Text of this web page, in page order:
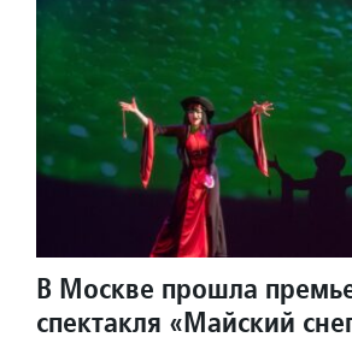
В Москве прошла
спектакля «Майский